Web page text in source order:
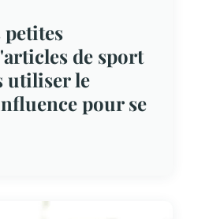
petites
de sport
utiliser le
pour se